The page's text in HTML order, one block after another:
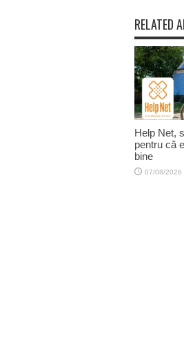
RELATED
Help Net,
pentru că
bine
07/08/2026